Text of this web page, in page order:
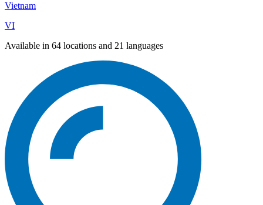
Vietnam
VI
Available in 64 locations and 21 languages